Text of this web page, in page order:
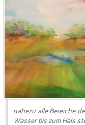
nahezu alle Bereiche
Wasser bis zum Hals